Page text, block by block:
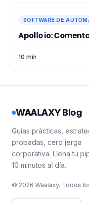
SOFTWARE DE
Apollo io:
10 min
WAALAXY Blog
Guías prácticas,
probadas, cero jerga
corporativa. Llena tu
10 minutos al día.
© 2026 Waalaxy. Todos